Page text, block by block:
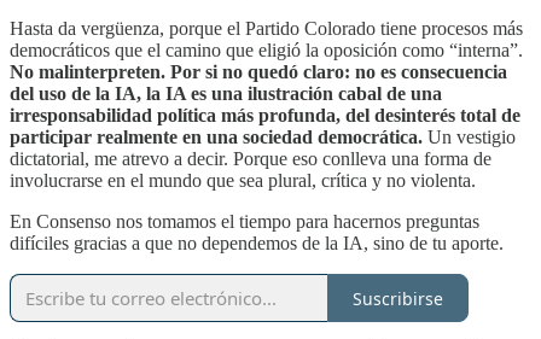
Hasta da vergüenza, porque el Partido Colorado tiene procesos más
democráticos que el camino que eligió la oposición como “interna”.
No malinterpreten. Por si no quedó claro: no es consecuencia
del uso de la IA, la IA es una ilustración cabal de una
irresponsabilidad política más profunda, del desinterés total de
participar realmente en una sociedad democrática. Un vestigio
dictatorial, me atrevo a decir. Porque eso conlleva una forma de
involucrarse en el mundo que sea plural, crítica y no violenta.
En Consenso nos tomamos el tiempo para hacernos preguntas
difíciles gracias a que no dependemos de la IA, sino de tu aporte.
Suscribirse